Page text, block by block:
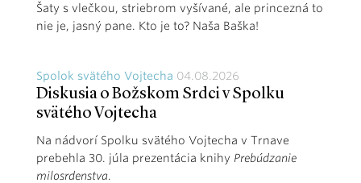
Šaty s vlečkou, striebrom vyšívané, ale princezná to
nie je, jasný pane. Kto je to? Naša Baška!
Spolok svätého Vojtecha 04.08.2026
Diskusia o Božskom Srdci v Spolku
svätého Vojtecha
Na nádvorí Spolku svätého Vojtecha v Trnave
prebehla 30. júla prezentácia knihy Prebúdzanie
milosrdenstva.